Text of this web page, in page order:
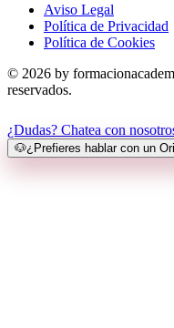
Aviso Legal
Política de Privacidad
Política de Cookies
© 2026 by
reservados.
¿Dudas? Chatea con
🐶¿Prefieres hablar con un